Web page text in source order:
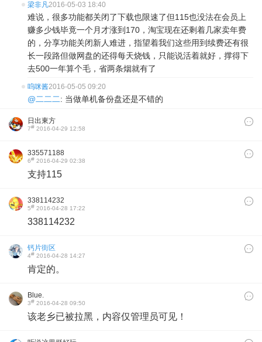
梁非凡2016-05-03 18:40
难说，很多功能都关闭了下载也限速了但115也没法在会员上
赚多少钱毕竟一个月才涨到170，淘宝现在还剩着几家卖年费
的，分享功能关闭新人难进，指望着我们这些用到续费还有很
长一段路但做网盘的还得每天烧钱，只能说活着就好，撑得下
去500一年算个毛，省两条烟就有了
呜咪酱2016-05-05 09:20
@二二二: 当做单机备份盘还是不错的
日出東方
7# 2016-04-29 12:58
335571188
6# 2016-04-29 02:38
支持115
338114232
5# 2016-04-28 17:22
338114232
钙片街区
4# 2016-04-28 14:27
肯定的。
Blue.
3# 2016-04-28 09:50
该老乡已被拉黑，内容仅管理员可见！